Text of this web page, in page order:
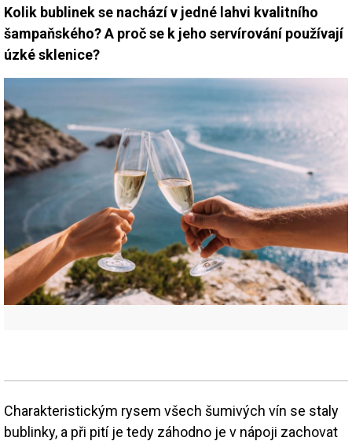
Kolik bublinek se nachází v jedné lahvi kvalitního
šampaňského? A proč se k jeho servírování používají
úzké sklenice?
Charakteristickým rysem všech šumivých vín se staly
bublinky, a při pití je tedy záhodno je v nápoji zachovat